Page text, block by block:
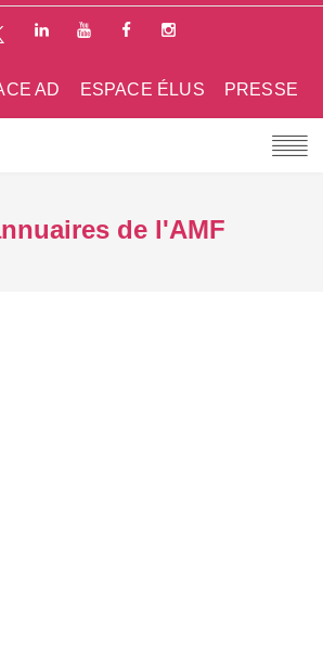
PRESSE
ESPACE ÉLUS
AD
de l'AMF